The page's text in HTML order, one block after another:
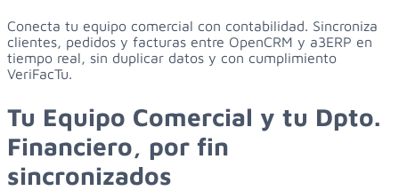
Conecta tu equipo comercial con contabilidad. Sincroniza
clientes, pedidos y facturas entre OpenCRM y a3ERP en
tiempo real, sin duplicar datos y con cumplimiento
VeriFacTu.
Tu Equipo Comercial y tu Dpto.
Financiero, por fin
sincronizados